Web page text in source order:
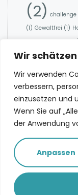
Wir
Wir verwenden
verbessern,
einzusetzen und
Wenn Sie auf
der Anwendung
Anpassen
(2) challenge
(1) Gewaltfrei (1)
zukunft(1)
Spotify